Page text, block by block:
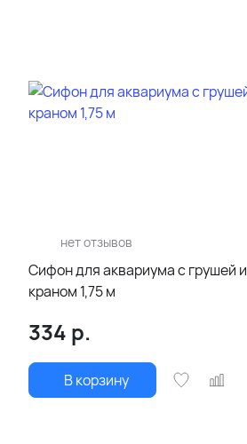
нет отзывов
Сифон для аквариума с грушей и
краном 1,75 м
334 р.
В корзину